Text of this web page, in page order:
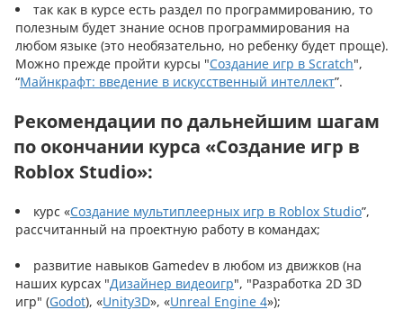
так как в курсе есть раздел по программированию, то
полезным будет знание основ программирования на
любом языке (это необязательно, но ребенку будет проще).
Можно прежде пройти курсы "Создание игр в Scratch",
“Майнкрафт: введение в искусственный интеллект”.
Рекомендации по дальнейшим шагам
по окончании курса «Создание игр в
Roblox Studio»:
курс «Создание мультиплеерных игр в Roblox Studio”,
рассчитанный на проектную работу в командах;
развитие навыков Gamedev в любом из движков (на
наших курсах "Дизайнер видеоигр", "Разработка 2D 3D
игр" (Godot), «Unity3D», «Unreal Engine 4»);